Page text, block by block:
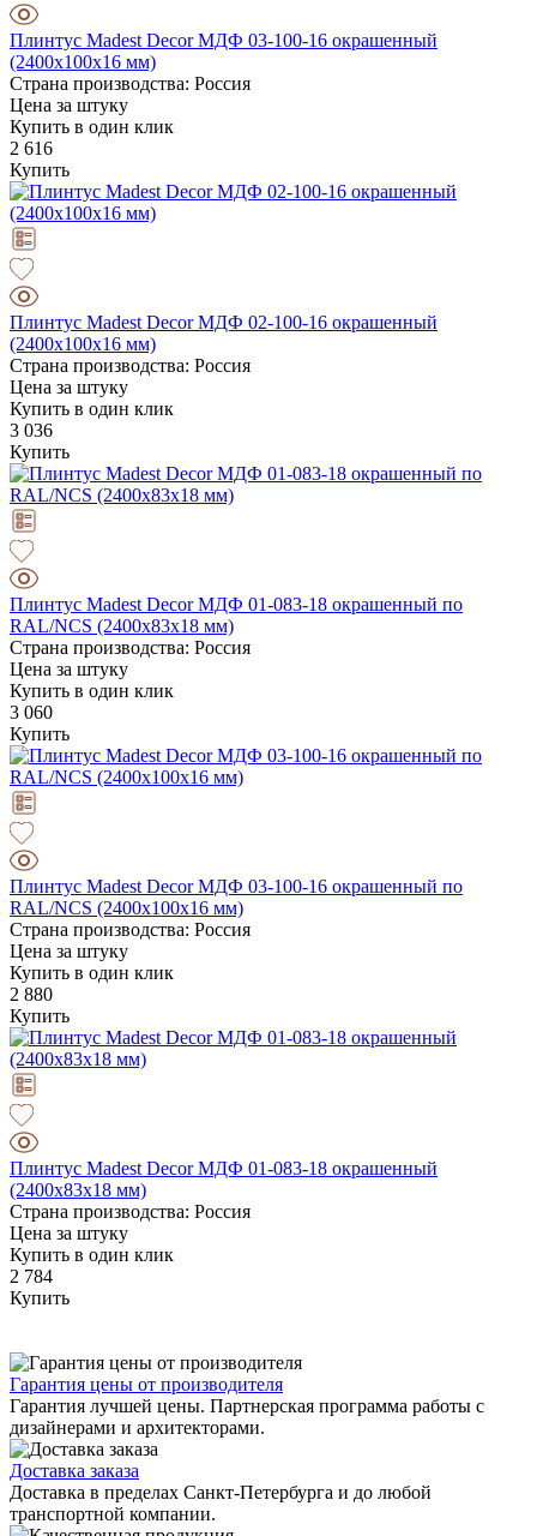
Плинтус Madest Decor МДФ 03-100-16 окрашенный
(2400x100x16 мм)
Страна производства: Россия
Цена за штуку
Купить в один клик
2 616
Купить
Плинтус Madest Decor МДФ 02-100-16 окрашенный
(2400x100x16 мм)
Страна производства: Россия
Цена за штуку
Купить в один клик
3 036
Купить
Плинтус Madest Decor МДФ 01-083-18 окрашенный по
RAL/NCS (2400x83x18 мм)
Страна производства: Россия
Цена за штуку
Купить в один клик
3 060
Купить
Плинтус Madest Decor МДФ 03-100-16 окрашенный по
RAL/NCS (2400x100x16 мм)
Страна производства: Россия
Цена за штуку
Купить в один клик
2 880
Купить
Плинтус Madest Decor МДФ 01-083-18 окрашенный
(2400x83x18 мм)
Страна производства: Россия
Цена за штуку
Купить в один клик
2 784
Купить
Гарантия цены от производителя
Гарантия лучшей цены. Партнерская программа работы с
дизайнерами и архитекторами.
Доставка заказа
Доставка в пределах Санкт-Петербурга и до любой
транспортной компании.